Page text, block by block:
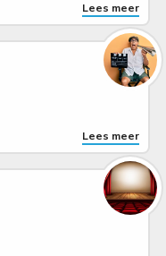
Lees meer
Lees meer